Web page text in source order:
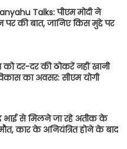
Talks: पीएम मोदी ने
की बात, जानिए किस मुद्दे पर
दर-दर की ठोकरें नहीं खानी
का अवसर: सीएम योगी
भाई से मिलने जा रहे अतीक के
कार के अनियंत्रित होने के बाद